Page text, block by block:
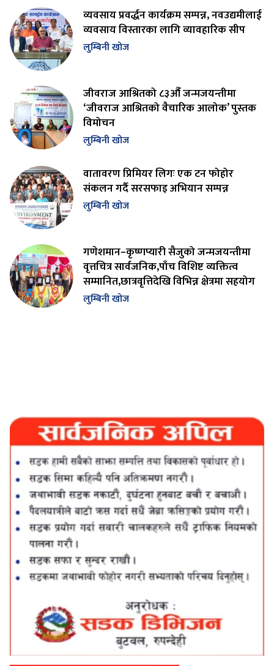
व्यवसाय प्रवर्द्धन कार्यक्रम सम्पन्न, नवउद्यमीलाई
व्यवसाय विस्तारका लागि व्यावहारिक सीप
लुम्बिनी खोज
जीवराज आश्रितको ८३औँ जन्मजयन्तीमा
‘जीवराज आश्रितको वैचारिक आलोक’ पुस्तक
विमोचन
लुम्बिनी खोज
वातावरण प्रिमियर लिगः एक टन फोहोर
संकलन गर्दै सरसफाइ अभियान सम्पन्न
लुम्बिनी खोज
गणेशमान–कृष्णप्यारी सैजुको जन्मजयन्तीमा
वृत्तचित्र सार्वजनिक,पाँच विशिष्ट व्यक्तित्व
सम्मानित,छात्रवृत्तिदेखि विभिन्न क्षेत्रमा सहयोग
लुम्बिनी खोज